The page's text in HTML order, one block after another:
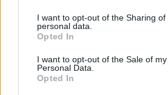
not limited to your visit or usage
grant or deny consent to Google and
use your data for below specified
consent section.
I want to opt-out of the Sharing of
personal data.
Opted In
I want to opt-out of the Sale of my
Personal Data.
Opted In